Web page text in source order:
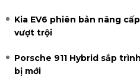
Kia EV6 phiên bản nâng
vượt trội
Porsche 911 Hybrid sắp
bị mới